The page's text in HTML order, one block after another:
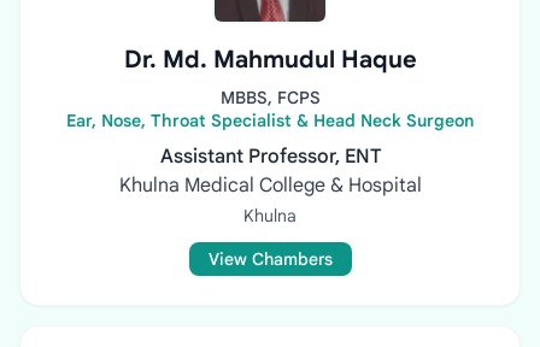
Dr. Md. Mahmudul Haque
MBBS, FCPS
Ear, Nose, Throat Specialist & Head Neck Surgeon
Assistant Professor, ENT
Khulna Medical College & Hospital
Khulna
View Chambers